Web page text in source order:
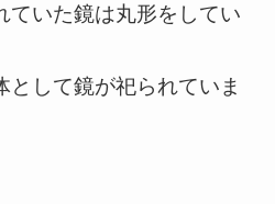
ていた鏡は丸形をしてい
として鏡が祀られていま